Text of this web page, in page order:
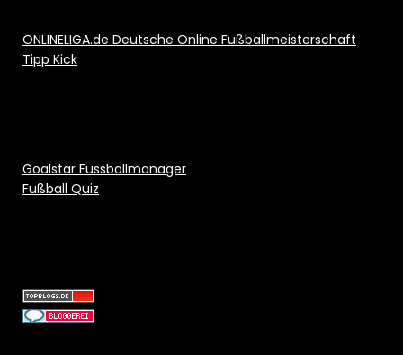
ONLINELIGA.de Deutsche Online Fußballmeisterschaft
Tipp Kick
Goalstar Fussballmanager
Fußball Quiz